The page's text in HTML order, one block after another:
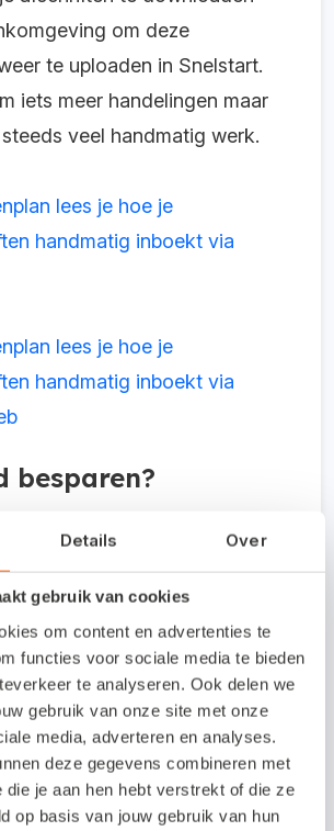
Details Over
gebruik van cookies
om content en advertenties te
functies voor sociale media te bieden
te analyseren. Ook delen we
gebruik van onze site met onze
media, adverteren en analyses.
deze gegevens combineren met
die je aan hen hebt verstrekt of die ze
op basis van jouw gebruik van hun
om deze
te uploaden in Snelstart.
iets meer handelingen maar
veel handmatig werk.
lees je hoe je
handmatig inboekt via
lees je hoe je
handmatig inboekt via
besparen?
geen Snelstart? Met
je niet alleen je automatisch
verwerken, je bent ook
de rest van je
Lees hier hoe je tijd bespaart